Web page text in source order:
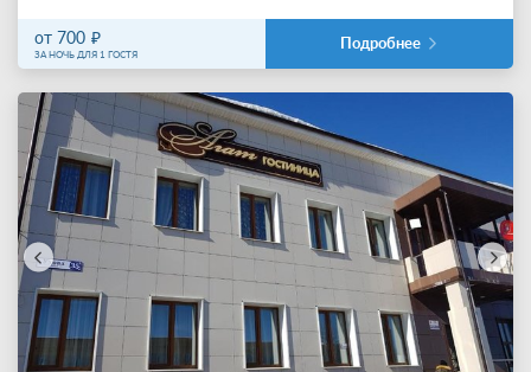
от 700
ЗА НОЧЬ ДЛЯ 1 ГОСТЯ
Подробнее